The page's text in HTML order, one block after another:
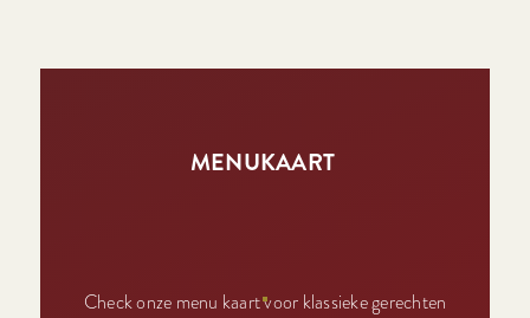
MENUKAART
Check onze menu kaart voor klassieke gerechten